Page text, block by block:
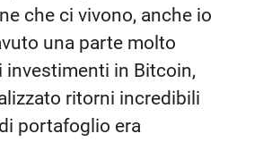
che ci vivono, anche io
una parte molto
investimenti in Bitcoin,
ritorni incredibili
portafoglio era